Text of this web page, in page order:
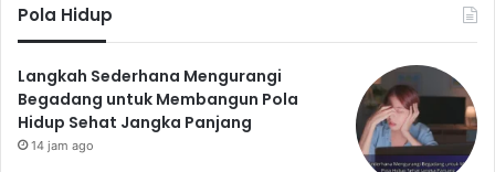
Pola Hidup
Langkah Sederhana Mengurangi
Begadang untuk Membangun Pola
Hidup Sehat Jangka Panjang
14 jam ago